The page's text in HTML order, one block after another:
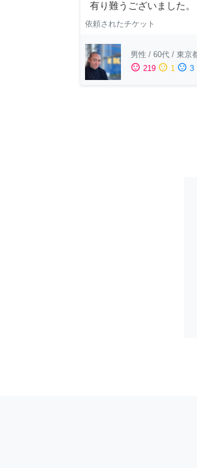
有り難うございました。
依頼されたチケット
男性 / 60代 / 東京
sentiment_satisfied 219 sentiment_neutral 1 sentiment_dissatisfied 3